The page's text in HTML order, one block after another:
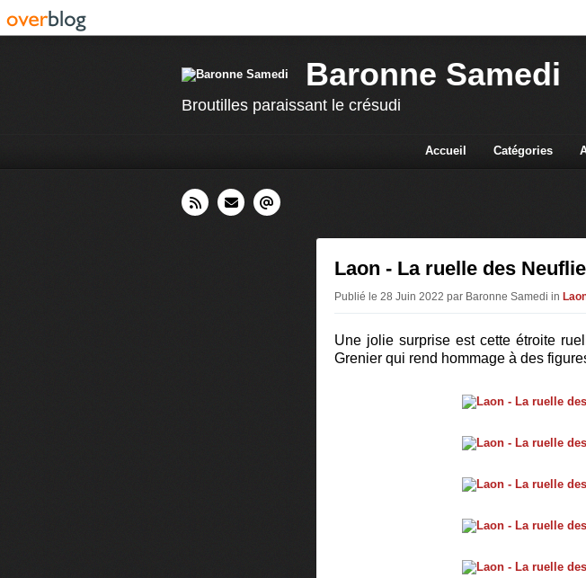
Baronne Samedi
Broutilles paraissant le crésudi
Accueil Catégories
Laon - La ruelle des
Publié le 28 Juin 2022 par Baronne Samedi in
Une jolie surprise est cette étroite
Grenier qui rend hommage à des